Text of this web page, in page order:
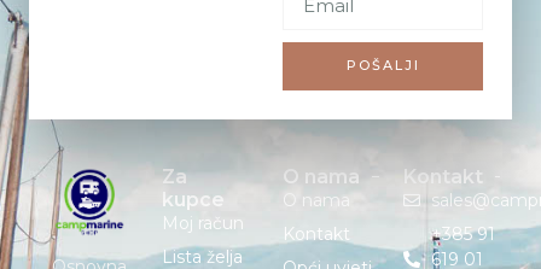
POŠALJI
Za
kupce
Moj račun
Lista želja
O nama
O nama
Kontakt
Kontakt
+385 91
619 01